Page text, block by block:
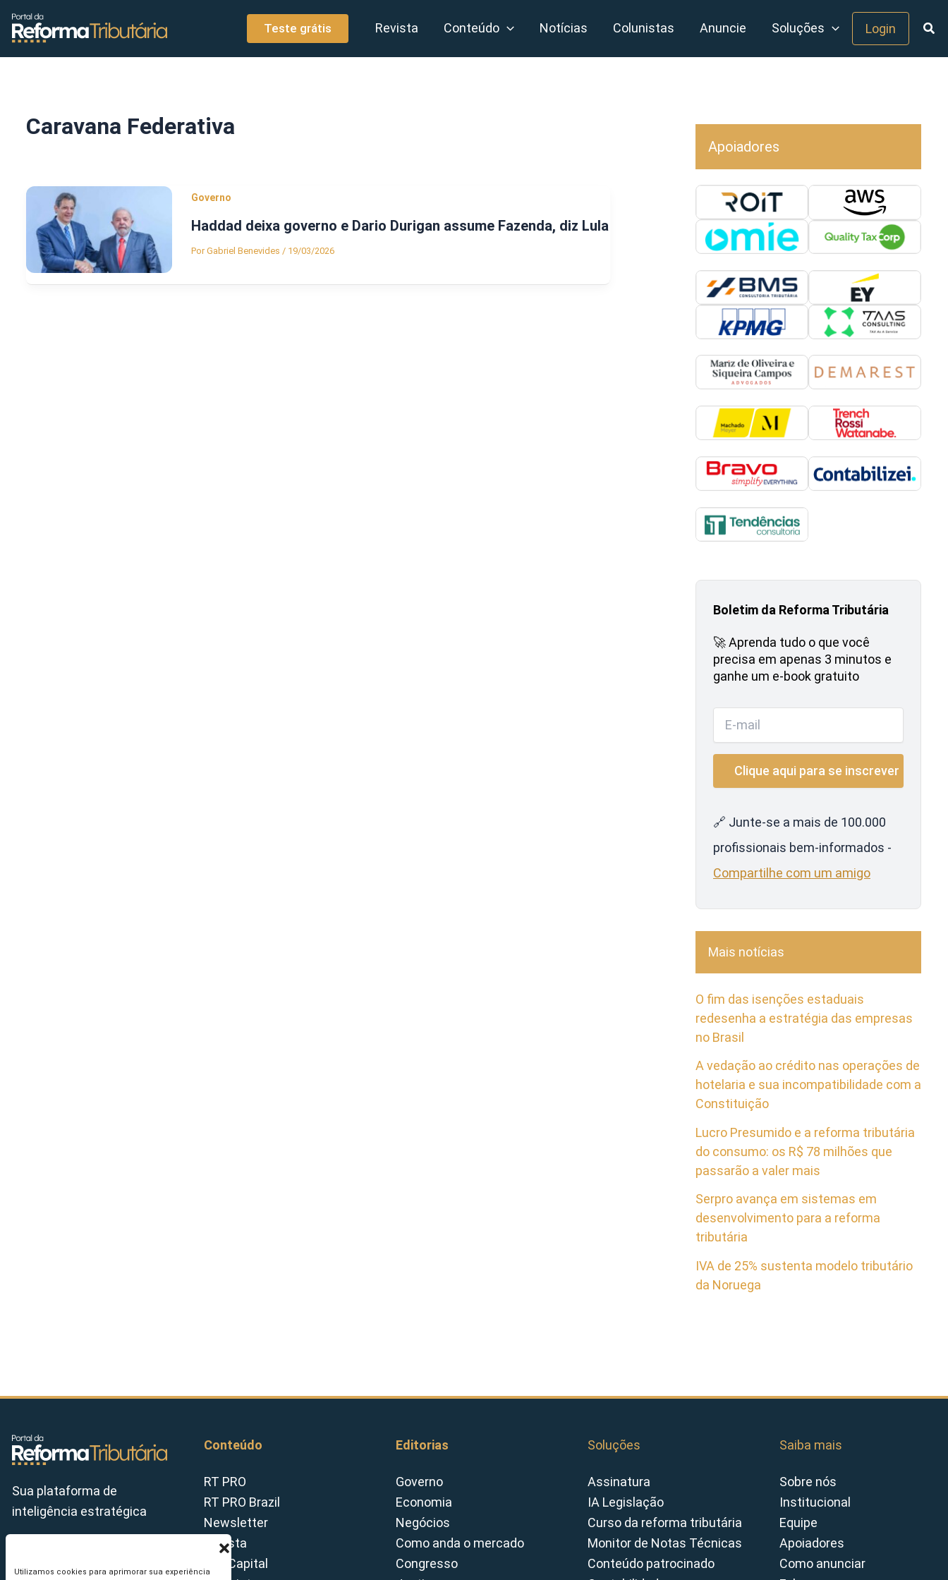
Utilizamos cookies para aprimorar sua experiência
conteúdo
Teste grátis Revista Conteúdo Notícias Colunistas Anuncie Soluções Login
Caravana Federativa
Governo
Haddad deixa governo e Dario Durigan assume Fazenda, diz Lula
PorGabriel Benevides / 19/03/2026
Apoiadores
Boletim da Reforma Tributária
🚀 Aprenda tudo o que você
precisa em apenas 3 minutos e
ganhe um e-book gratuito
🔗 Junte-se a mais de 100.000
profissionais bem-informados -
Compartilhe com um amigo
Mais notícias
O fim das isenções estaduais
redesenha a estratégia das empresas
no Brasil
A vedação ao crédito nas operações de
hotelaria e sua incompatibilidade com a
Constituição
Lucro Presumido e a reforma tributária
do consumo: os R$ 78 milhões que
passarão a valer mais
Serpro avança em sistemas em
desenvolvimento para a reforma
tributária
IVA de 25% sustenta modelo tributário
da Noruega
Sua plataforma de
inteligência estratégica
Conteúdo
RT PRO
RT PRO Brazil
Newsletter
Revista
Tax Capital
Editorias
Governo
Economia
Negócios
Como anda o mercado
Congresso
Soluções
Assinatura
IA Legislação
Curso da reforma tributária
Monitor de Notas Técnicas
Conteúdo patrocinado
Saiba mais
Sobre nós
Institucional
Equipe
Apoiadores
Como anunciar